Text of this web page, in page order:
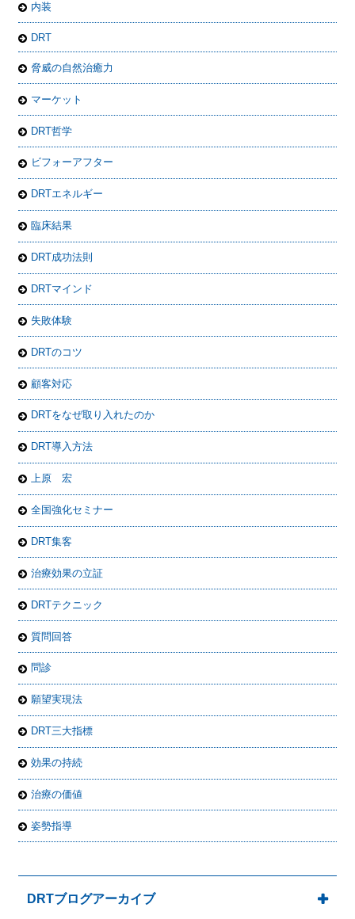
内装
DRT
脅威の自然治癒力
マーケット
DRT哲学
ビフォーアフター
DRTエネルギー
臨床結果
DRT成功法則
DRTマインド
失敗体験
DRTのコツ
顧客対応
DRTをなぜ取り入れたのか
DRT導入方法
上原 宏
全国強化セミナー
DRT集客
治療効果の立証
DRTテクニック
質問回答
問診
願望実現法
DRT三大指標
効果の持続
治療の価値
姿勢指導
DRTブログアーカイブ